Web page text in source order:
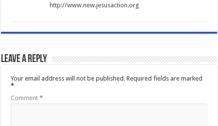
http://www.new.jesusaction.org
Leave a Reply
Your email address will not be published. Required fields are marked
*
Comment*